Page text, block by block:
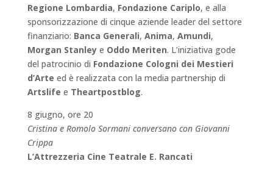
Regione Lombardia, Fondazione Cariplo, e alla
sponsorizzazione di cinque aziende leader del settore
finanziario: Banca Generali, Anima, Amundi,
Morgan Stanley e Oddo Meriten. L’iniziativa gode
del patrocinio di Fondazione Cologni dei Mestieri
d’Arte ed è realizzata con la media partnership di
Artslife e Theartpostblog.
8 giugno, ore 20
Cristina e Romolo Sormani conversano con Giovanni
Crippa
L’Attrezzeria Cine Teatrale E. Rancati